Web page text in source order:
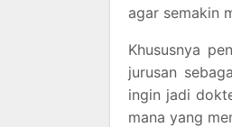
agar semakin
Khususnya
jurusan
ingin jadi
mana yang